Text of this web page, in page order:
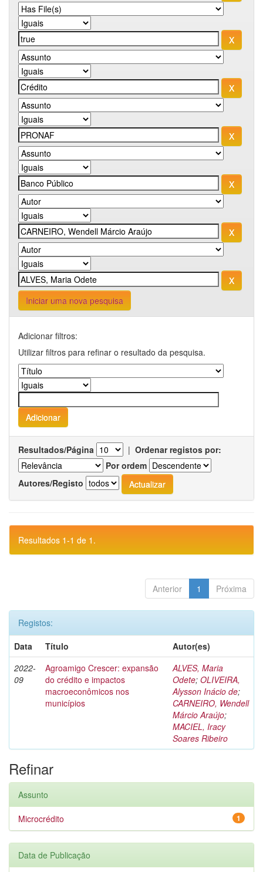
Iniciar uma nova pesquisa
Adicionar filtros:
Utilizar filtros para refinar o resultado da pesquisa.
Resultados/Página | Ordenar registos por:
Por ordem
Autores/Registo
Resultados 1-1 de 1.
Anterior 1 Próxima
Registos:
Data
Título
Autor(es)
2022-
09
Agroamigo Crescer: expansão
do crédito e impactos
macroeconômicos nos
municípios
ALVES, Maria
Odete; OLIVEIRA,
Alysson Inácio de;
CARNEIRO, Wendell
Márcio Araújo;
MACIEL, Iracy
Soares Ribeiro
Refinar
Assunto
1
Microcrédito
Data de Publicação